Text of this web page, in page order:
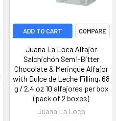
ADD TO CART COMPARE
Juana La Loca Alfajor
Salchichón Semi-Bitter
Chocolate & Meringue Alfajor
with Dulce de Leche Filling, 68
g / 2.4 oz 10 alfajores per box
(pack of 2 boxes)
Juana La Loca